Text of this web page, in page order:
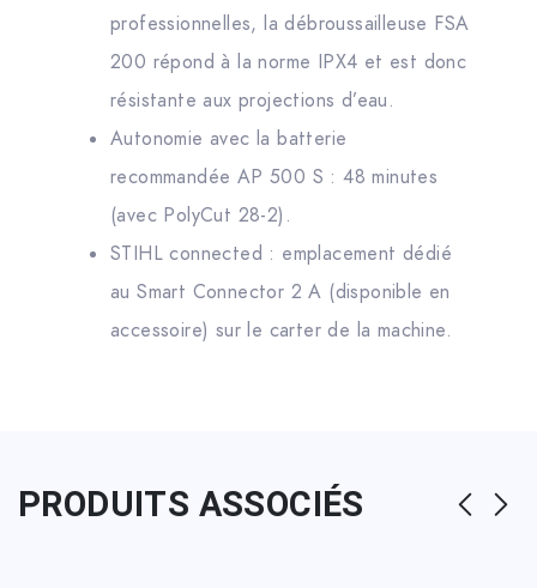
professionnelles, la débroussailleuse FSA
200 répond à la norme IPX4 et est donc
résistante aux projections d’eau.
Autonomie avec la batterie
recommandée AP 500 S : 48 minutes
(avec PolyCut 28-2).
STIHL connected : emplacement dédié
au Smart Connector 2 A (disponible en
accessoire) sur le carter de la machine.
PRODUITS ASSOCIÉS